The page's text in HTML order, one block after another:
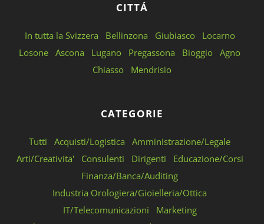
CITTÁ
In tutta la Svizzera Bellinzona Giubiasco
Locarno
Losone Ascona Lugano Pregassona Bioggio Agno
Chiasso
Mendrisio
CATEGORIE
Tutti Acquisti/Logistica
Amministrazione/Legale
Arti/Creativita'
Consulenti Dirigenti
Educazione/Corsi
Finanza/Banca/Auditing
Industria Orologiera/Gioielleria/Ottica
IT/Telecomunicazioni
Marketing